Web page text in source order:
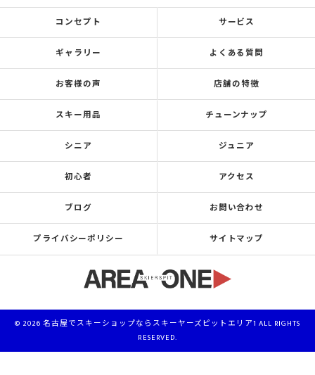
コンセプト サービス
ギャラリー よくある質問
お客様の声 店舗の特徴
スキー用品 チューンナップ
シニア ジュニア
初心者 アクセス
ブログ お問い合わせ
プライバシーポリシー サイトマップ
© 2026 名古屋でスキーショップならスキーヤーズピットエリア1 ALL RIGHTS
RESERVED.